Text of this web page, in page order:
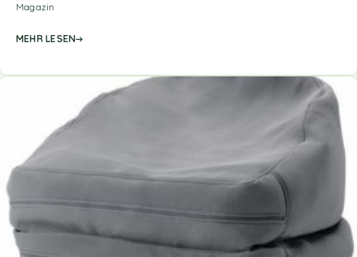
Magazin
MEHR LESEN